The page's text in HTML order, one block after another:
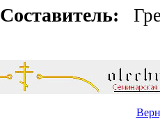
Составитель: